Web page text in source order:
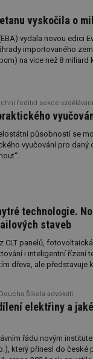
vyskočila o
vydala novou edici
importovaného
na více než 8 miliard
ředitel sekce
působností se
vyučování pro daný
technologie.
staveb
CLT panelů,
i inteligentní řízení
dřeva, ale
Šikola advokáti
elektřiny a
řádu novým
který přinesl do
umožňují základní
Provider/
Doména
.forum.tzb-
info.cz
konference.tzb-
info.cz
Hotjar Ltd
elektro.tzb-
info.cz
1
Airtable
.tzb-info.cz
2
vytapeni.tzb-
info.cz
Hotjar Ltd
.tzb-info.cz
29
59